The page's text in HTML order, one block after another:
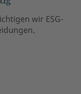
wir ESG-